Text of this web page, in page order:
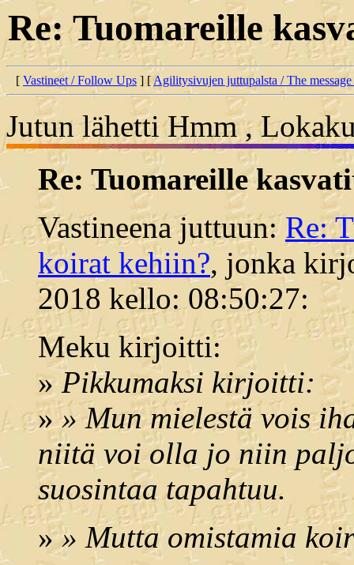
Re: Tuomareille
[ Vastineet / Follow Ups ] [Agilitysivujen juttupalsta / The
Jutun lähetti Hmm ,
Re: Tuomareille
Vastineena juttuun:Re:
koirat kehiin?, jonka
2018 kello: 08:50:27:
Meku kirjoitti:
» Pikkumaksi kirjoitti:
»» Mun mielestä vois
niitä voi olla jo niin
suosintaa tapahtuu.
»» Mutta omistamia